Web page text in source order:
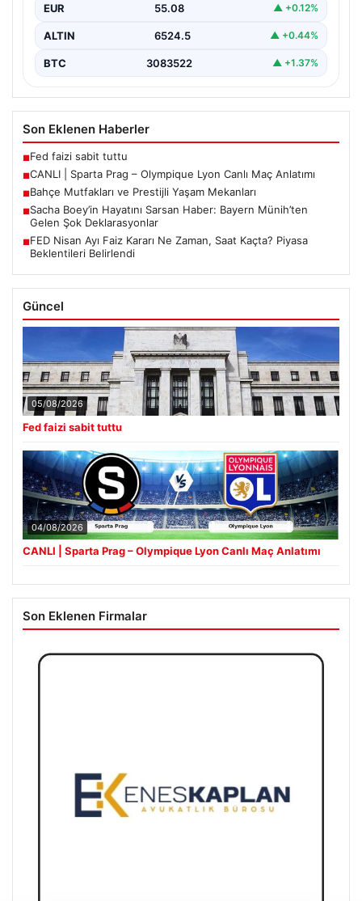
EUR 55.08 ▲ +0.12%
ALTIN 6524.5 ▲ +0.44%
BTC 3083522 ▲ +1.37%
Son Eklenen Haberler
■Fed faizi sabit tuttu
■CANLI | Sparta Prag – Olympique Lyon Canlı Maç Anlatımı
■Bahçe Mutfakları ve Prestijli Yaşam Mekanları
■Sacha Boey’in Hayatını Sarsan Haber: Bayern Münih’ten
Gelen Şok Deklarasyonlar
■FED Nisan Ayı Faiz Kararı Ne Zaman, Saat Kaçta? Piyasa
Beklentileri Belirlendi
Güncel
05/08/2026
Fed faizi sabit tuttu
04/08/2026
CANLI | Sparta Prag – Olympique Lyon Canlı Maç Anlatımı
Son Eklenen Firmalar